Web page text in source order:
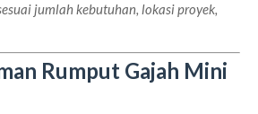
jumlah kebutuhan, lokasi proyek,
Rumput Gajah Mini